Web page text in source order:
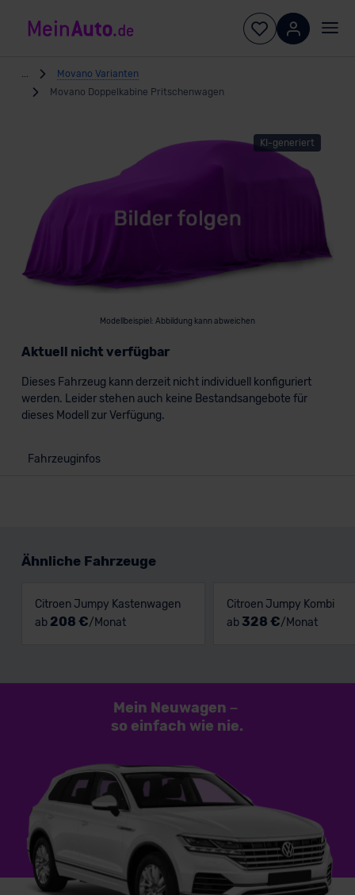
...
Movano Varianten
Movano Doppelkabine Pritschenwagen
KI-generiert
Modellbeispiel: Abbildung kann abweichen
Aktuell nicht verfügbar
Dieses Fahrzeug kann derzeit nicht individuell konfiguriert
werden. Leider stehen auch keine Bestandsangebote für
dieses Modell zur Verfügung.
Fahrzeuginfos
Ähnliche Fahrzeuge
Citroen Jumpy Kastenwagen
ab 208 €/Monat
Citroen Jumpy Kombi
ab 328 €/Monat
Mein Neuwagen –
so einfach wie nie.